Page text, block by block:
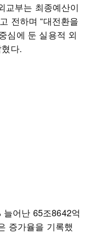
교부는 최종예산이
전하며 “대전환을
심에 둔 실용적 외
다.
어난 65조8642억
증가율을 기록했